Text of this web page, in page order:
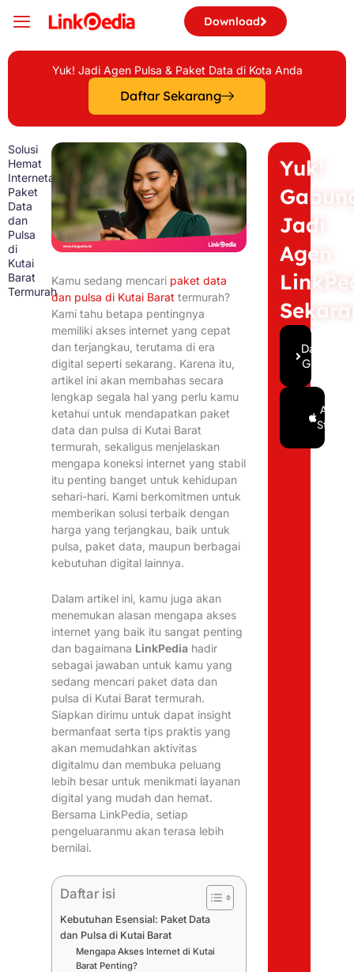
Download
Yuk! Jadi Agen Pulsa & Paket Data di Kota Anda
Daftar Sekarang
Solusi
Hemat
Internetan!
Paket
Data
dan
Pulsa
di
Kutai
Barat
Termurah
Kamu sedang mencari paket data
dan pulsa di Kutai Barat termurah?
Kami tahu betapa pentingnya
memiliki akses internet yang cepat
dan terjangkau, terutama di era
digital seperti sekarang. Karena itu,
artikel ini akan membahas secara
lengkap segala hal yang perlu kamu
ketahui untuk mendapatkan paket
data dan pulsa di Kutai Barat
termurah, sekaligus menjelaskan
mengapa koneksi internet yang stabil
itu penting banget untuk kehidupan
sehari-hari. Kami berkomitmen untuk
memberikan solusi terbaik dengan
harga yang terjangkau, baik untuk
pulsa, paket data, maupun berbagai
kebutuhan digital lainnya.
Dalam artikel ini, kamu juga akan
menemukan alasan mengapa akses
internet yang baik itu sangat penting
dan bagaimana LinkPediahadir
sebagai jawaban untuk kamu yang
sedang mencari paket data dan
pulsa di Kutai Barat termurah.
Siapkan dirimu untuk dapat insight
bermanfaat serta tips praktis yang
akan memudahkan aktivitas
digitalmu dan membuka peluang
lebih besar untuk menikmati layanan
digital yang mudah dan hemat.
Bersama LinkPedia, setiap
pengeluaranmu akan terasa lebih
bernilai.
Daftar isi
Kebutuhan Esensial: Paket Data
dan Pulsa di Kutai Barat
Mengapa Akses Internet di Kutai
Barat Penting?
Yuk!
Jadi
Agen
Daftar
Gratis
Google
Play
App
Store